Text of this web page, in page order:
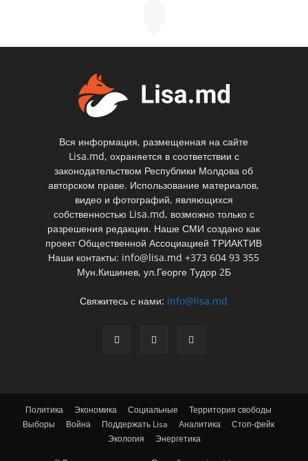
Вся информация, размещенная на сайте
Lisa.md, охраняется в соответствии с
законодательством Республики Молдова об
авторском праве. Использование материалов,
видео и фотографий, являющихся
собственностью Lisa.md, возможно только с
разрешения редакции. Наше СМИ создано как
проект Общественной Ассоциацией ТРИАКТИВ
Наши контакты: info@lisa.md +373 604 93 355
Мун.Кишинев, ул.Георге Тудор 2Б
Свяжитесь с нами: info@lisa.md
Политика Экономика Социальные
Территория свободы
Выборы
Война Поддержать Lisa Аналитика
Стоп-фейк
Экология
Энергетика